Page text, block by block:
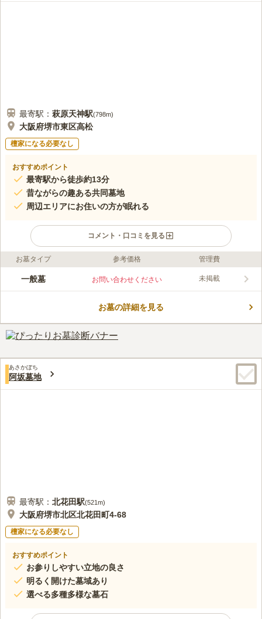
最寄駅： 萩原天神駅(798m)
大阪府堺市東区高松
檀家になる必要なし
おすすめポイント
最寄駅から徒歩約13分
昔ながらの趣ある共同墓地
周辺エリアにお住いの方が眠れる
コメント・口コミを見る
ライフドット編集部のコメント
高松霊園は、地元の方を対象とした共同墓地で、宗教を問わずに
静かに眠ることができます。 水汲み場を完備しているので、お
したい方でも安心です。
口コミ評価
60代女性
墓地のすぐ側には、大きな葬儀社があるが、そこでは何も販売し
ていないし、石材店もあるが、普段は閉まっているので、最寄りの駅の付
近には、お花等の購入が出来るお店が沢山あるので便利です。食事をする
お店は、歩いて10分くらいの所にもありますし、車を使えば20分くらいの
お墓タイプ 参考価格 管理費
一般墓 お問い合わせください 未掲載
お墓の詳細を見る
あさかぼち
阿坂墓地
最寄駅： 北花田駅(521m)
大阪府堺市北区北花田町4-68
檀家になる必要なし
おすすめポイント
お参りしやすい立地の良さ
明るく開けた墓域あり
選べる多種多様な墓石